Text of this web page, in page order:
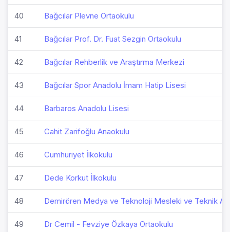
40 Bağcılar Plevne Ortaokulu
41 Bağcılar Prof. Dr. Fuat Sezgin Ortaokulu
42 Bağcılar Rehberlik ve Araştırma Merkezi
43 Bağcılar Spor Anadolu İmam Hatip Lisesi
44 Barbaros Anadolu Lisesi
45 Cahit Zarifoğlu Anaokulu
46 Cumhuriyet İlkokulu
47 Dede Korkut İlkokulu
48 Demirören Medya ve Teknoloji Mesleki ve Teknik
49 Dr Cemil - Fevziye Özkaya Ortaokulu